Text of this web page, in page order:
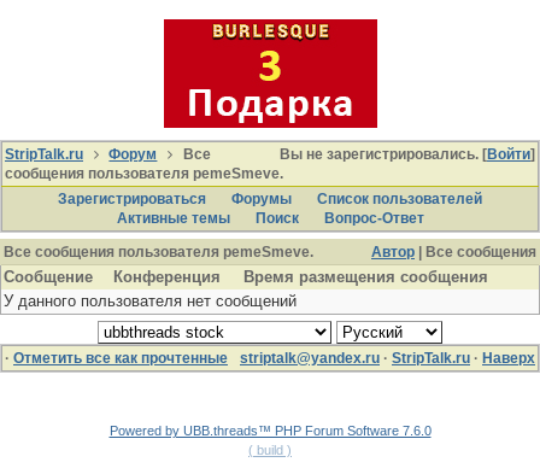
Вы не зарегистрировались. [Войти]
StripTalk.ru Форум
Все
сообщения пользователя pemeSmeve.
Зарегистрироваться
Форумы
Список пользователей
Активные темы
Поиcк
Вопрос-Ответ
Автор | Все сообщения
Все сообщения пользователя pemeSmeve.
Сообщение Конференция
Время размещения сообщения
У данного пользователя нет сообщений
· Отметить все как прочтенные striptalk@yandex.ru · StripTalk.ru · Наверх
Powered by UBB.threads™ PHP Forum Software 7.6.0
( build )